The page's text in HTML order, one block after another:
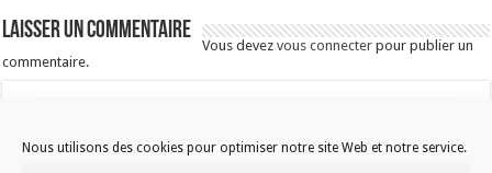
Nous utilisons des cookies pour optimiser notre site Web et notre service.
Laisser un commentaire
Vous devezvous connecter pour publier un
commentaire.